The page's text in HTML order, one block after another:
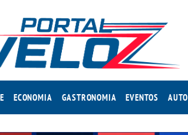
ECONOMIA GASTRONOMIA EVENTOS AUTO